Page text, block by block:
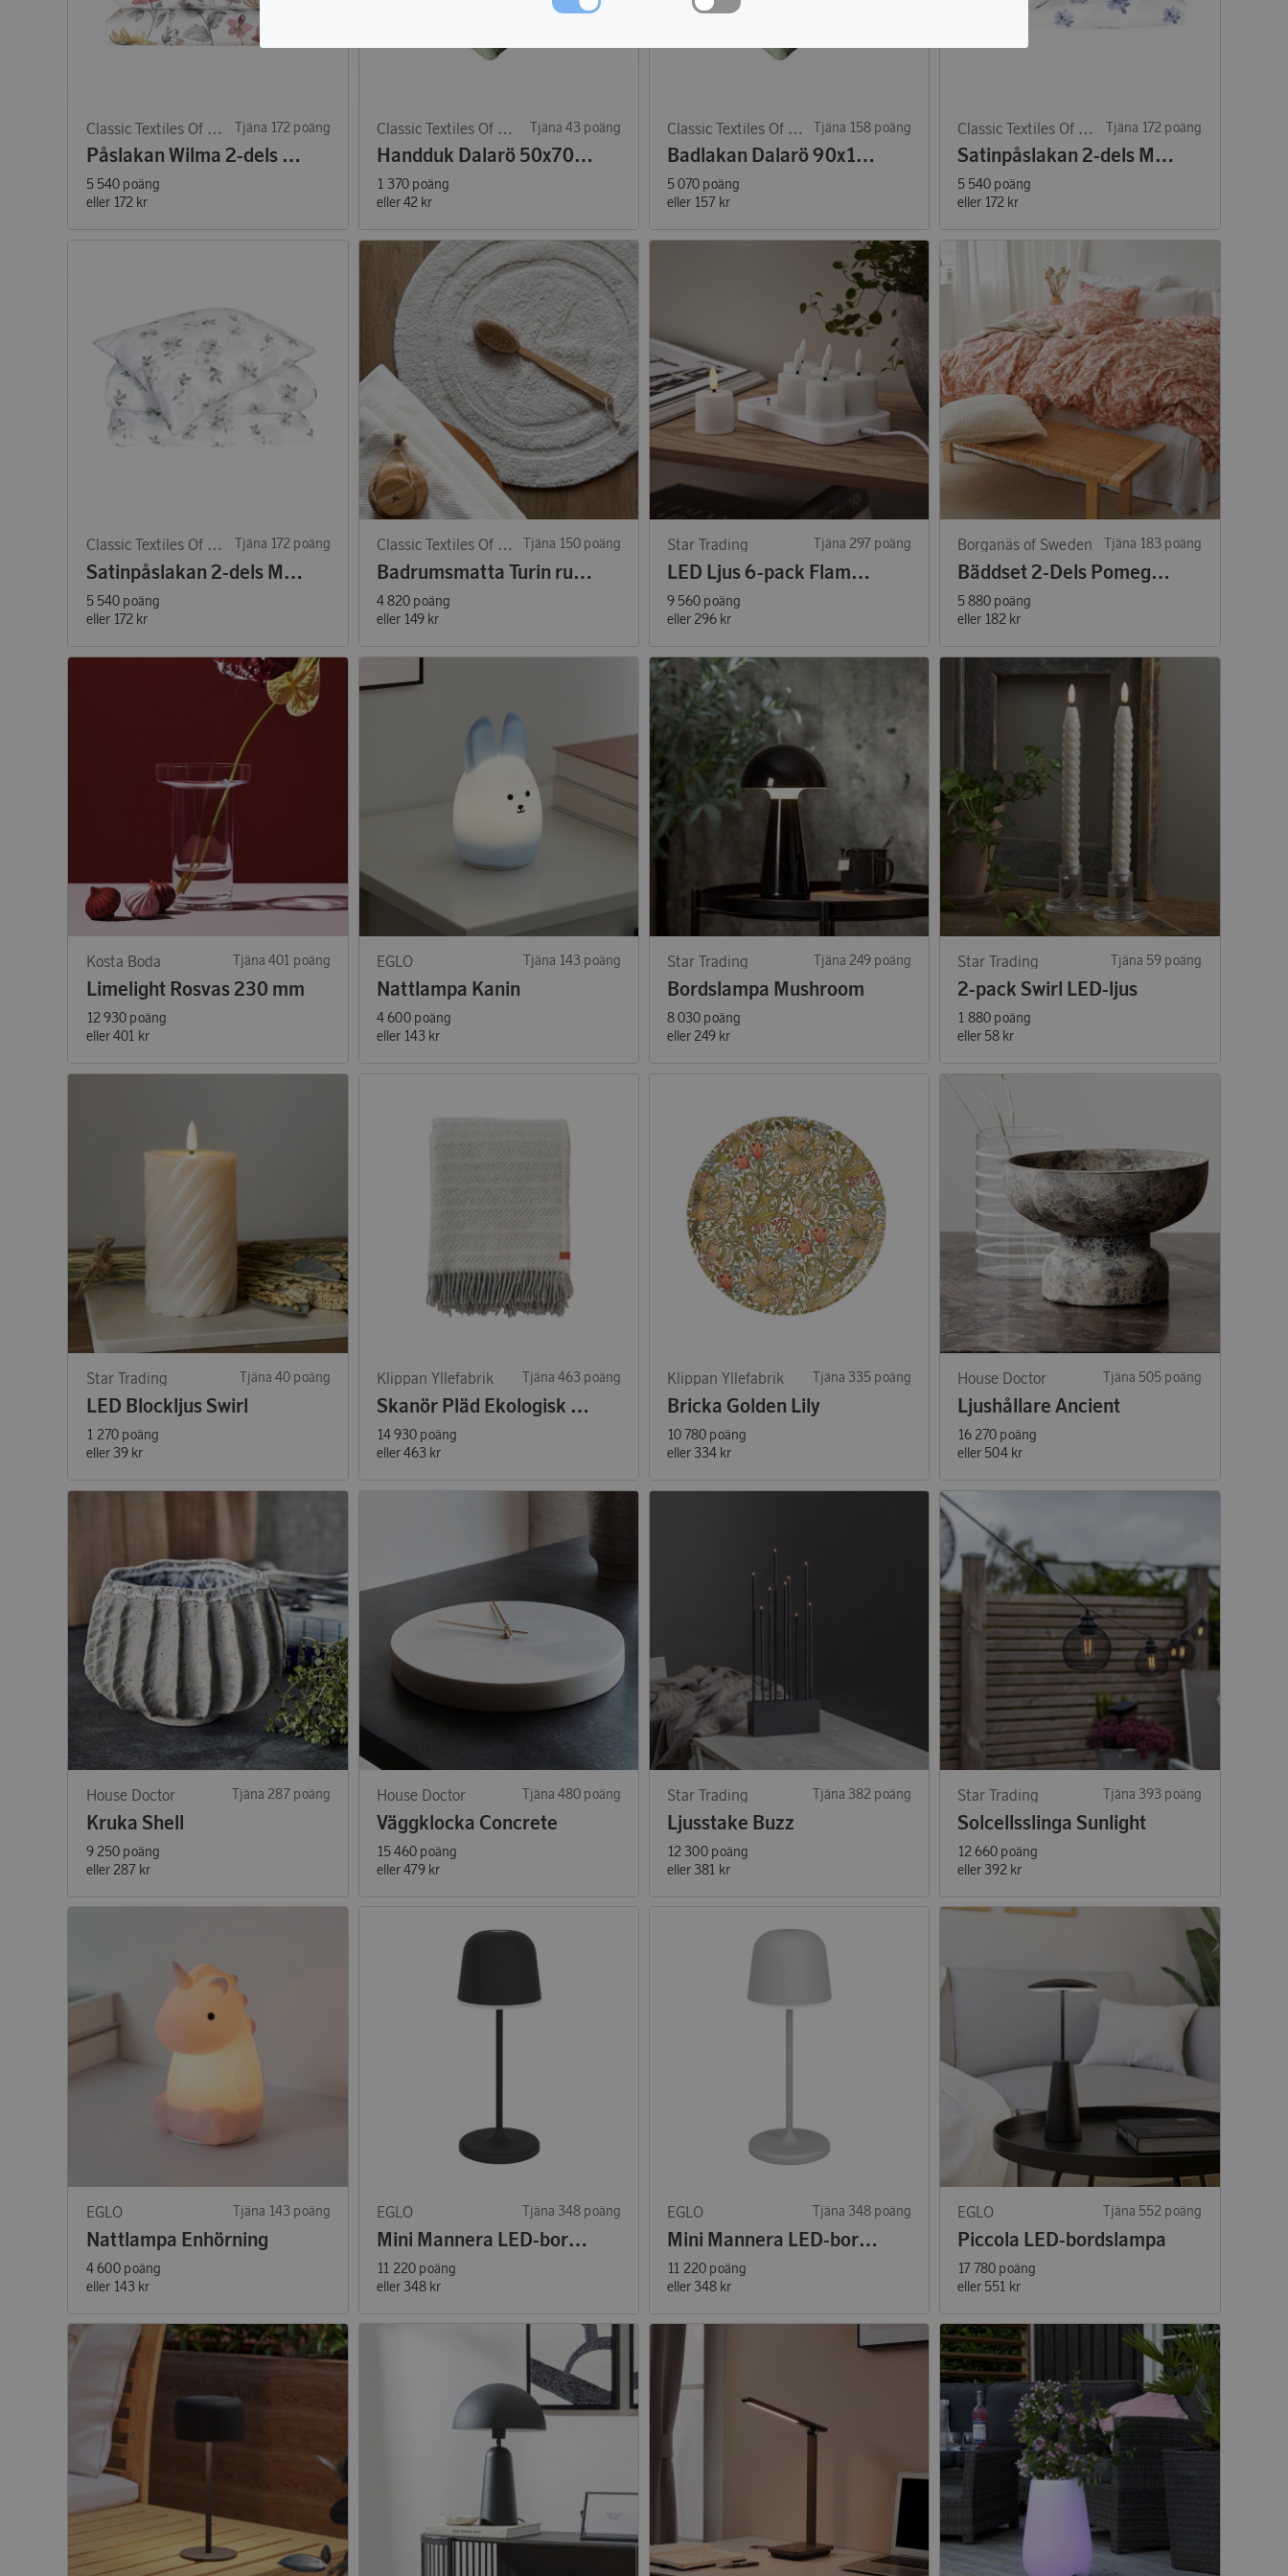
Classic Textiles Of Sweden Tjäna 172 poäng
Påslakan Wilma 2-dels vit/rosa/röd/gul
5 540 poäng
eller 172 kr
Classic Textiles Of Sweden Tjäna 43 poäng
Handduk Dalarö 50x70 cm
1 370 poäng
eller42 kr
Classic Textiles Of Sweden Tjäna 158 poäng
Badlakan Dalarö 90x150 cm grön
5 070 poäng
eller 157 kr
Classic Textiles Of Sweden Tjäna 172 poäng
Satinpåslakan 2-dels Mona vit/blå
5 540 poäng
eller 172 kr
Classic Textiles Of Sweden Tjäna 172 poäng
Satinpåslakan 2-dels Mona vit/grön
5 540 poäng
eller 172 kr
Classic Textiles Of Sweden Tjäna 150 poäng
Badrumsmatta Turin rund 70cm Off-White
4 820 poäng
eller 149 kr
Star Trading Tjäna 297 poäng
LED Ljus 6-pack Flamme Charge
9 560 poäng
eller 296 kr
Borganäs of Sweden Tjäna 183 poäng
Bäddset 2-Dels Pomegranate Peach
5 880 poäng
eller 182 kr
Kosta Boda Tjäna 401 poäng
Limelight Rosvas 230 mm
12 930 poäng
eller401 kr
EGLO Tjäna 143 poäng
Nattlampa Kanin
4 600 poäng
eller 143 kr
Star Trading Tjäna 249 poäng
Bordslampa Mushroom
8 030 poäng
eller 249 kr
Star Trading Tjäna 59 poäng
2-pack Swirl LED-ljus
1 880 poäng
eller 58 kr
Star Trading Tjäna 40 poäng
LED Blockljus Swirl
1 270 poäng
eller 39 kr
Klippan Yllefabrik Tjäna 463 poäng
Skanör Pläd Ekologisk Lammull
14 930 poäng
eller463 kr
Klippan Yllefabrik Tjäna 335 poäng
Bricka Golden Lily
10 780 poäng
eller 334 kr
House Doctor Tjäna 505 poäng
Ljushållare Ancient
16 270 poäng
eller 504 kr
House Doctor Tjäna 287 poäng
Kruka Shell
9 250 poäng
eller 287 kr
House Doctor Tjäna 480 poäng
Väggklocka Concrete
15 460 poäng
eller479 kr
Star Trading Tjäna 382 poäng
Ljusstake Buzz
12 300 poäng
eller 381 kr
Star Trading Tjäna 393 poäng
Solcellsslinga Sunlight
12 660 poäng
eller 392 kr
EGLO Tjäna 143 poäng
Nattlampa Enhörning
4 600 poäng
eller 143 kr
EGLO Tjäna 348 poäng
Mini Mannera LED-bordslampa Svart
11 220 poäng
eller 348 kr
EGLO Tjäna 348 poäng
Mini Mannera LED-bordslampa Grå
11 220 poäng
eller 348 kr
EGLO Tjäna 552 poäng
Piccola LED-bordslampa
17 780 poäng
eller 551 kr